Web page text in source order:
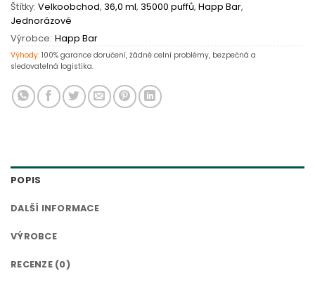
Štítky: Velkoobchod, 36,0 ml, 35000 puffů, Happ Bar,
Jednorázové
Výrobce: Happ Bar
Výhody: 100% garance doručení, žádné celní problémy, bezpečná a
sledovatelná logistika.
POPIS
DALŠÍ INFORMACE
VÝROBCE
RECENZE (0)